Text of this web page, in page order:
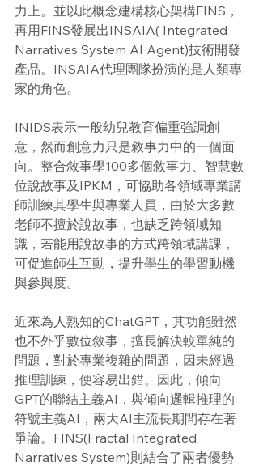
力上。並以此概念建構核心架構FINS，
再用FINS發展出INSAIA( Integrated
Narratives System AI Agent)技術開發
產品。INSAIA代理團隊扮演的是人類專
家的角色。
INIDS表示一般幼兒教育偏重強調創
意，然而創意力只是敘事力中的一個面
向。整合敘事學100多個敘事力、智慧數
位說故事及IPKM，可協助各領域專業講
師訓練其學生與專業人員，由於大多數
老師不擅於說故事，也缺乏跨領域知
識，若能用說故事的方式跨領域講課，
可促進師生互動，提升學生的學習動機
與參與度。
近來為人熟知的ChatGPT，其功能雖然
也不外乎數位敘事，擅長解決較單純的
問題，對於專業複雜的問題，因未經過
推理訓練，便容易出錯。因此，傾向
GPT的聯結主義AI，與傾向邏輯推理的
符號主義AI，兩大AI主流長期間存在著
爭論。FINS(Fractal Integrated
Narratives System)則結合了兩者優勢